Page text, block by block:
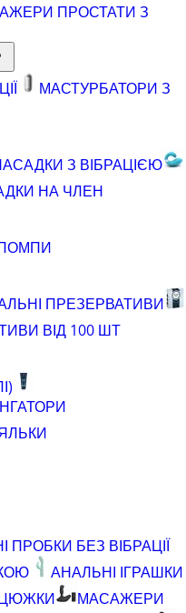
ПРОСТАТИ З
МАСТУРБАТОРИ З
З ВІБРАЦІЄЮ
НА ЧЛЕН
ПРЕЗЕРВАТИВИ
ВІД 100 ШТ
ПРОБКИ БЕЗ ВІБРАЦІЇ
АНАЛЬНІ ІГРАШКИ
МАСАЖЕРИ